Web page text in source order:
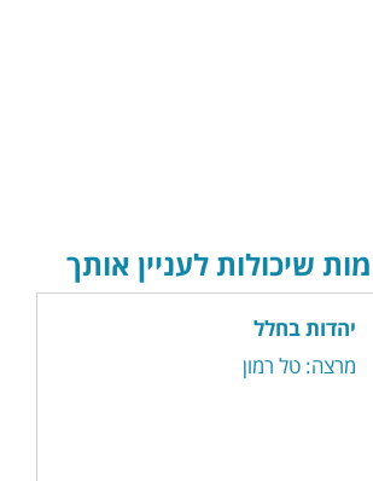
שיכולות לעניין אותך
יהדות בחלל
מרצה: טל רמון